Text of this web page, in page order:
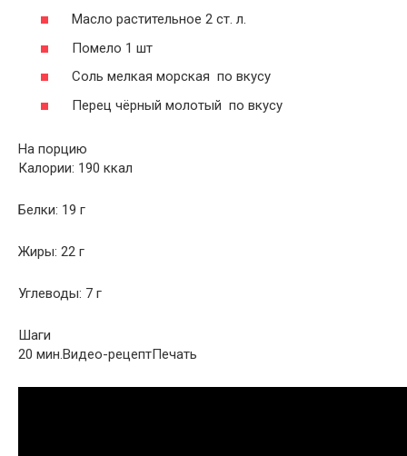
Масло растительное 2 ст. л.
Помело 1 шт
Соль мелкая морская по вкусу
Перец чёрный молотый по вкусу
На порцию
Калории: 190 ккал
Белки: 19 г
Жиры: 22 г
Углеводы: 7 г
Шаги
20 мин.Видео-рецептПечать